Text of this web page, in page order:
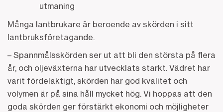
utmaning
Många lantbrukare är beroende av skörden i sitt
lantbruksföretagande.
– Spannmålsskörden ser ut att bli den största på flera
år, och oljeväxterna har utvecklats starkt. Vädret har
varit fördelaktigt, skörden har god kvalitet och
volymen är på sina håll mycket hög. Vi hoppas att den
goda skörden ger förstärkt ekonomi och möjligheter